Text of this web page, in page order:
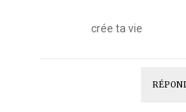
crée ta vie